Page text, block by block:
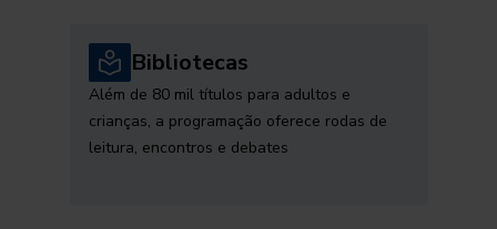
Bibliotecas
Além de 80 mil títulos para adultos e
crianças, a programação oferece rodas de
leitura, encontros e debates